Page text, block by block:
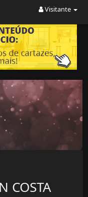
Visitante
COSTA